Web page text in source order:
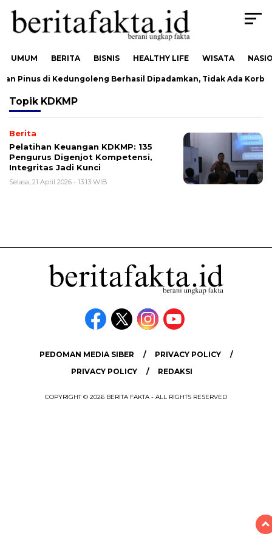
UMUM BERITA BISNIS HEALTHY LIFE WISATA
Pinus di Kedungoleng Berhasil Dipadamkan, Tidak Ada
Topik KDKMP
Berita
Pelatihan Keuangan KDKMP: 135
Pengurus Digenjot Kompetensi,
Integritas Jadi Kunci
Selasa, 21 April 2026 - 13:13 WIB
PEDOMAN MEDIA SIBER
PRIVACY POLICY
PRIVACY POLICY
REDAKSI
COPYRIGHT © 2026 BERITA FAKTA - ALL RIGHTS RESERVED